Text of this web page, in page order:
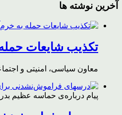
آخرین نوشته ها
تکذیب شایعات حمله
معاون سیاسی، امنیتی و
پیام درباره‌ی حماسه عظیم